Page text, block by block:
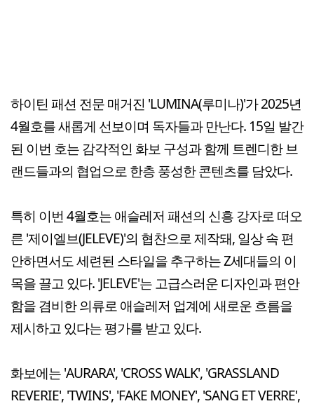
하이틴 패션 전문 매거진 'LUMINA(루미나)'가 2025년
4월호를 새롭게 선보이며 독자들과 만난다. 15일 발간
된 이번 호는 감각적인 화보 구성과 함께 트렌디한 브
랜드들과의 협업으로 한층 풍성한 콘텐츠를 담았다.
특히 이번 4월호는 애슬레저 패션의 신흥 강자로 떠오
른 '제이엘브(JELEVE)'의 협찬으로 제작돼, 일상 속 편
안하면서도 세련된 스타일을 추구하는 Z세대들의 이
목을 끌고 있다. 'JELEVE'는 고급스러운 디자인과 편안
함을 겸비한 의류로 애슬레저 업계에 새로운 흐름을
제시하고 있다는 평가를 받고 있다.
화보에는 'AURARA', 'CROSS WALK', 'GRASSLAND
REVERIE', 'TWINS', 'FAKE MONEY', 'SANG ET VERRE',